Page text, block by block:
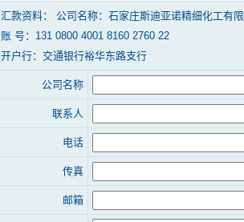
汇款资料： 公司名称：石家庄斯迪亚诺精细化工有
账 号：131 0800 4001 8160 2760 22
开户行：交通银行裕华东路支行
公司名称
联系人
电话
传真
邮箱